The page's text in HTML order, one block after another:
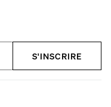
S'INSCRIRE